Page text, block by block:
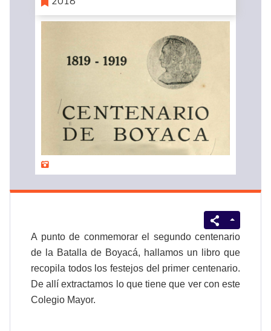
A punto de conmemorar el segundo centenario
de la Batalla de Boyacá, hallamos un libro que
recopila todos los festejos del primer centenario.
De allí extractamos lo que tiene que ver con este
Colegio Mayor.